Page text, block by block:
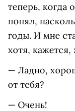
теперь, когда
понял,
годы. И мне
хотя,
— Ладно,
от тебя?
— Очень!